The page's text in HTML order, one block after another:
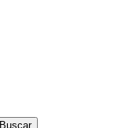
Buscar